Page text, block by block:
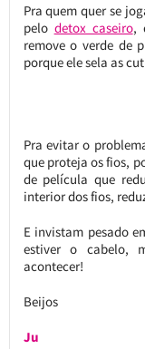
Pra quem quer se
pelo detox caseiro,
remove o verde de
porque ele sela as
Pra evitar o
que proteja os fios,
de película que
interior dos fios,
E invistam pesado
estiver o cabelo,
acontecer!
Beijos
Ju